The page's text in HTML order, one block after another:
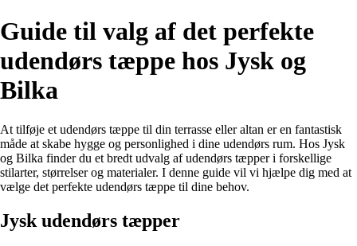
Guide til valg af det perfekte
udendørs tæppe hos Jysk og
Bilka
At tilføje et udendørs tæppe til din terrasse eller altan er en fantastisk
måde at skabe hygge og personlighed i dine udendørs rum. Hos Jysk
og Bilka finder du et bredt udvalg af udendørs tæpper i forskellige
stilarter, størrelser og materialer. I denne guide vil vi hjælpe dig med at
vælge det perfekte udendørs tæppe til dine behov.
Jysk udendørs tæpper